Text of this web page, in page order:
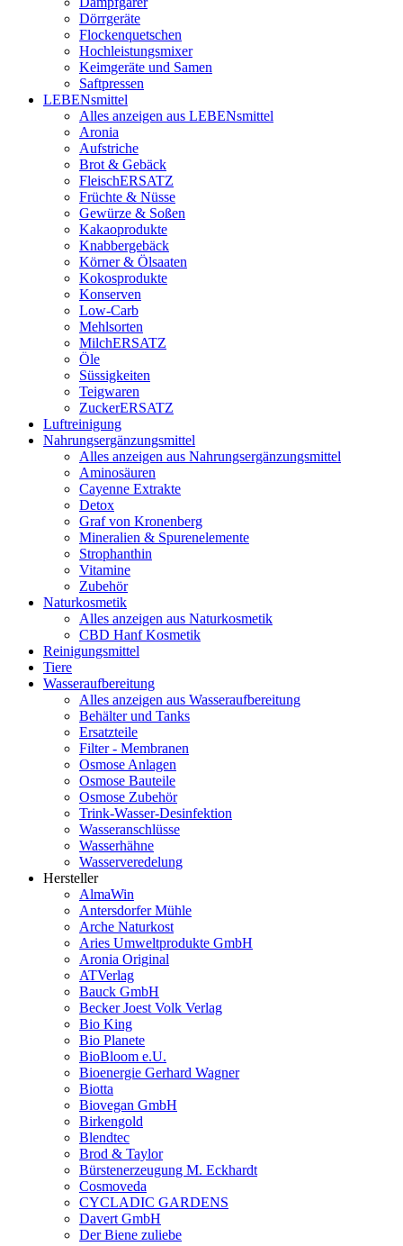
Dörrgeräte
Flockenquetschen
Hochleistungsmixer
Keimgeräte und Samen
Saftpressen
LEBENsmittel
Alles anzeigen aus LEBENsmittel
Aronia
Aufstriche
Brot & Gebäck
FleischERSATZ
Früchte & Nüsse
Gewürze & Soßen
Kakaoprodukte
Knabbergebäck
Körner & Ölsaaten
Kokosprodukte
Konserven
Low-Carb
Mehlsorten
MilchERSATZ
Öle
Süssigkeiten
Teigwaren
ZuckerERSATZ
Luftreinigung
Nahrungsergänzungsmittel
Alles anzeigen aus Nahrungsergänzungsmittel
Aminosäuren
Cayenne Extrakte
Detox
Graf von Kronenberg
Mineralien & Spurenelemente
Strophanthin
Vitamine
Zubehör
Naturkosmetik
Alles anzeigen aus Naturkosmetik
CBD Hanf Kosmetik
Reinigungsmittel
Tiere
Wasseraufbereitung
Alles anzeigen aus Wasseraufbereitung
Behälter und Tanks
Ersatzteile
Filter - Membranen
Osmose Anlagen
Osmose Bauteile
Osmose Zubehör
Trink-Wasser-Desinfektion
Wasseranschlüsse
Wasserhähne
Wasserveredelung
Hersteller
AlmaWin
Antersdorfer Mühle
Arche Naturkost
Aries Umweltprodukte GmbH
Aronia Original
ATVerlag
Bauck GmbH
Becker Joest Volk Verlag
Bio King
Bio Planete
BioBloom e.U.
Bioenergie Gerhard Wagner
Biotta
Biovegan GmbH
Birkengold
Blendtec
Brod & Taylor
Bürstenerzeugung M. Eckhardt
Cosmoveda
CYCLADIC GARDENS
Davert GmbH
Der Biene zuliebe